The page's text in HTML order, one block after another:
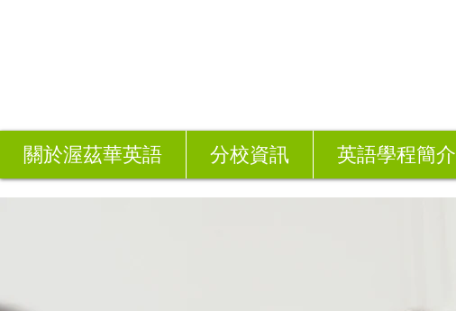
關於渥茲華英語 分校資訊 英語學程簡介